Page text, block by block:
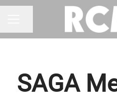
Partager la page
SAGA